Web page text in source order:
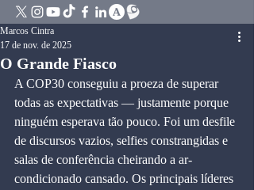
O Grande Fiasco
Marcos Cintra
17 de nov. de 2025
A COP30 conseguiu a proeza de superar
todas as expectativas — justamente porque
ninguém esperava tão pouco. Foi um desfile
de discursos vazios, selfies constrangidas e
salas de conferência cheirando a ar-
condicionado cansado. Os principais líderes